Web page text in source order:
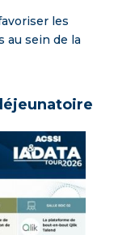
les
au sein de la